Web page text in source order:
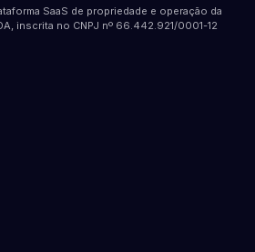
SaaS de propriedade e operação da
inscrita no CNPJ nº 66.442.921/0001-12